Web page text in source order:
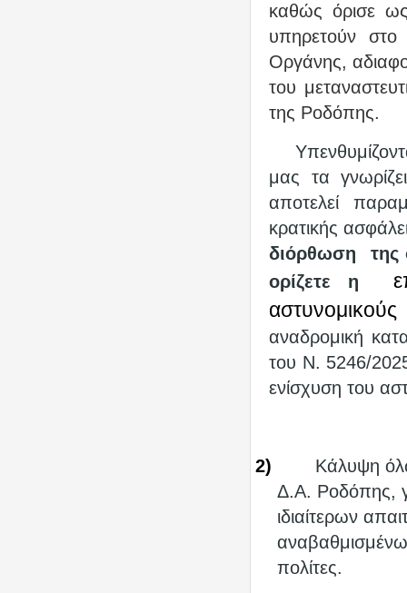
καθώς όρισε
υπηρετούν
Οργάνης,
του
της Ροδόπης.
μας τα
αποτελεί
κρατικής
διόρθωση
ορίζετε η
αναδρομική
του Ν. 5246/
ενίσχυση του
2)
Κάλυψη
Δ.Α. Ροδόπης,
ιδιαίτερων
πολίτες.